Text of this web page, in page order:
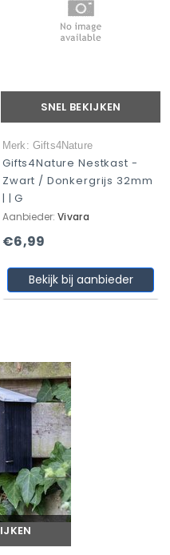
SNEL BEKIJKEN
Merk: Gifts4Nature
Gifts4Nature Nestkast -
Zwart / Donkergrijs 32mm
| | G
Aanbieder: Vivara
€6,99
Bekijk bij aanbieder